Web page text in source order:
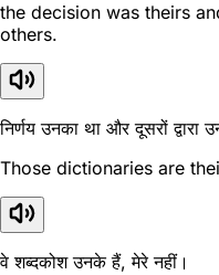
the decision was theirs
others.
निर्णय उनका था और दूसरों द्वारा
Those dictionaries are
वे शब्दकोश उनके हैं, मेरे नहीं।